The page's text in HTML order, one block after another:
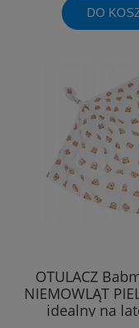
DO
OTULACZ
NIEMOWLĄT
idealny na